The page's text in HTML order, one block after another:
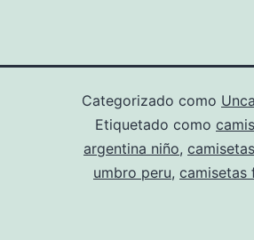
Categorizado como
Etiquetado como
argentina niño,
umbro peru, camisetas